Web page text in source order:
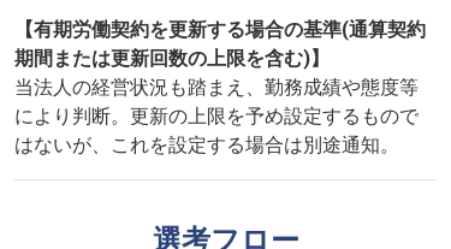
【有期労働契約を更新する場合の基準(通算契約
期間または更新回数の上限を含む)】
当法人の経営状況も踏まえ、勤務成績や態度等
により判断。更新の上限を予め設定するもので
はないが、これを設定する場合は別途通知。
選考フロー